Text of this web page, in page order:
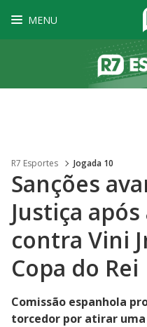
MENU
R7 Esportes Jogada 10
Sanções
Justiça
contra Vini
Copa do Rei
Comissão espanhola
torcedor por atirar